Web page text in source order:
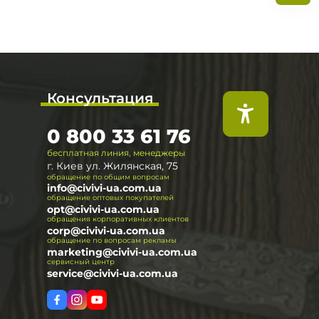
Консультация
бесплатная линия, менеджеры
0 800 33 61 76
г. Киев ул. Жилянская, 75
обращение по общим вопросам
info@civivi-ua.com.ua
обращение оптовых покупателей
opt@civivi-ua.com.ua
обращения корпоративных клиентов
corp@civivi-ua.com.ua
обращение по вопросам рекламы
marketing@civivi-ua.com.ua
сервисный центр
service@civivi-ua.com.ua